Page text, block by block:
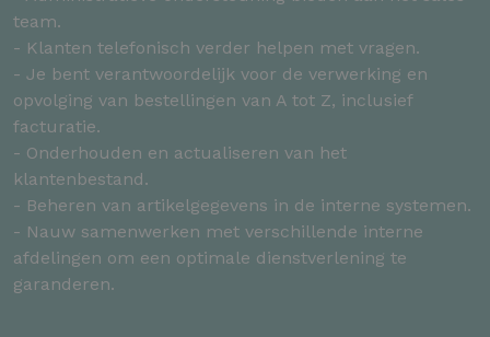
team.
- Klanten telefonisch verder helpen met vragen.
- Je bent verantwoordelijk voor de verwerking en
opvolging van bestellingen van A tot Z, inclusief
facturatie.
- Onderhouden en actualiseren van het
klantenbestand.
- Beheren van artikelgegevens in de interne systemen.
- Nauw samenwerken met verschillende interne
afdelingen om een optimale dienstverlening te
garanderen.